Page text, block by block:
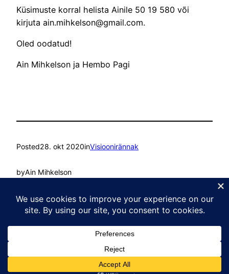
Küsimuste korral helista Ainile 50 19 580 või
kirjuta ain.mihkelson@gmail.com.
Oled oodatud!
Ain Mihkelson ja Hembo Pagi
Posted28. okt 2020inVisioonirännak
byAin Mihkelson
Tags:
Loodus Õnn , Rahu , Teadvelolek Vaikus Vaimne areng
Proudly powered by